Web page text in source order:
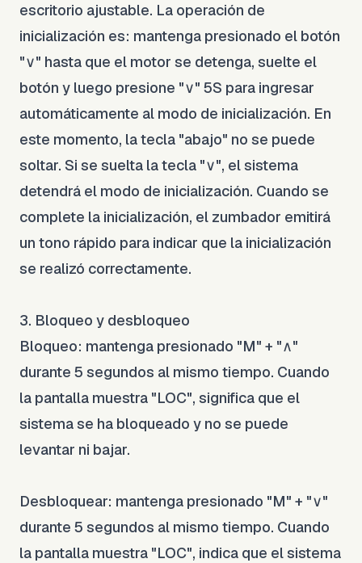
escritorio ajustable. La operación de
inicialización es: mantenga presionado el botón
"∨" hasta que el motor se detenga, suelte el
botón y luego presione "∨" 5S para ingresar
automáticamente al modo de inicialización. En
este momento, la tecla "abajo" no se puede
soltar. Si se suelta la tecla "∨", el sistema
detendrá el modo de inicialización. Cuando se
complete la inicialización, el zumbador emitirá
un tono rápido para indicar que la inicialización
se realizó correctamente.
3. Bloqueo y desbloqueo
Bloqueo: mantenga presionado "M" + "∧"
durante 5 segundos al mismo tiempo. Cuando
la pantalla muestra "LOC", significa que el
sistema se ha bloqueado y no se puede
levantar ni bajar.
Desbloquear: mantenga presionado "M" + "∨"
durante 5 segundos al mismo tiempo. Cuando
la pantalla muestra "LOC", indica que el sistema